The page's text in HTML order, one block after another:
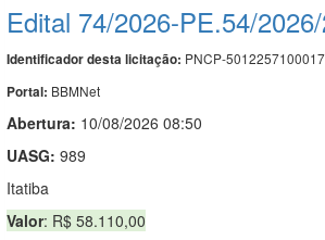
Edital 74/2026-PE.54/
Identificador desta licitação: PNCP-
Portal: BBMNet
Abertura: 10/08/2026 08:50
UASG: 989
Itatiba
Valor: R$ 58.110,00